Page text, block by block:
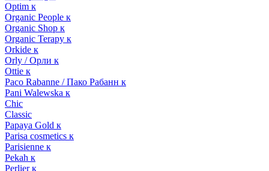
Optim к
Organic People к
Organic Shop к
Organic Terapy к
Orkide к
Orly / Орли к
Ottie к
Paco Rabanne / Пако Рабанн к
Pani Walewska к
Chic
Classic
Papaya Gold к
Parisa cosmetics к
Parisienne к
Pekah к
Perlier к